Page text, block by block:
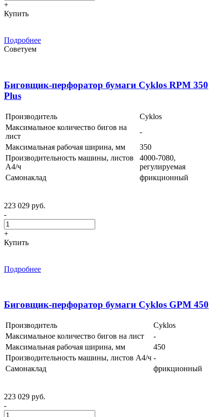
+
Купить
Подробнее
Советуем
Биговщик-перфоратор бумаги Cyklos RPM 350
Plus
Производитель
Cyklos
Максимальное количество бигов на
лист
-
Максимальная рабочая ширина, мм
350
Производительность машины, листов
А4/ч
4000-7080,
регулируемая
Самонаклад
фрикционный
223 029 руб.
-
+
Купить
Подробнее
Биговщик-перфоратор бумаги Cyklos GPM 450
Производитель
Cyklos
Максимальное количество бигов на лист
-
Максимальная рабочая ширина, мм
450
Производительность машины, листов А4/ч -
Самонаклад
фрикционный
223 029 руб.
-